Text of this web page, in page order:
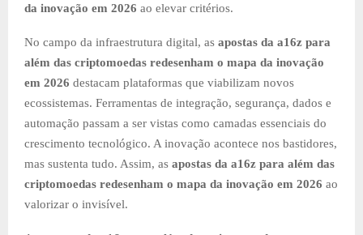
da inovação em 2026 ao elevar critérios.
No campo da infraestrutura digital, as apostas da a16z para
além das criptomoedas redesenham o mapa da inovação
em 2026 destacam plataformas que viabilizam novos
ecossistemas. Ferramentas de integração, segurança, dados e
automação passam a ser vistas como camadas essenciais do
crescimento tecnológico. A inovação acontece nos bastidores,
mas sustenta tudo. Assim, as apostas da a16z para além das
criptomoedas redesenham o mapa da inovação em 2026 ao
valorizar o invisível.